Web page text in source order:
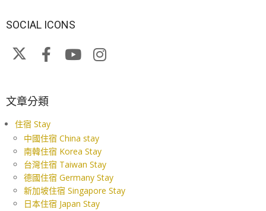
SOCIAL ICONS
文章分類
住宿 Stay
中國住宿 China stay
南韓住宿 Korea Stay
台灣住宿 Taiwan Stay
德國住宿 Germany Stay
新加坡住宿 Singapore Stay
日本住宿 Japan Stay